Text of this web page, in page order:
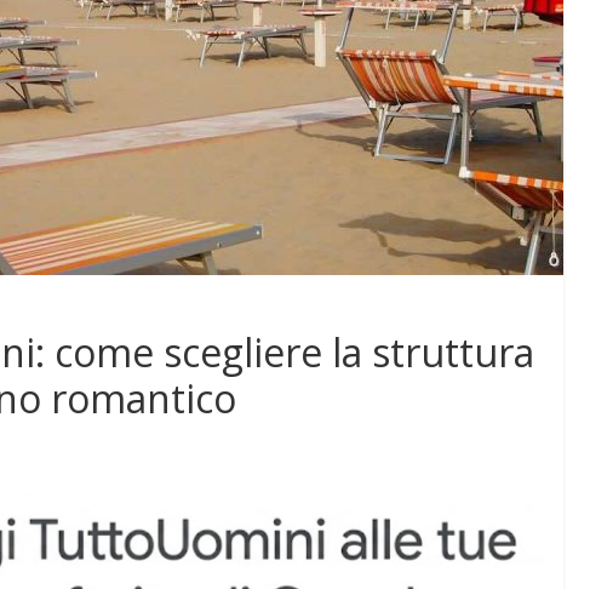
come scegliere la struttura
romantico